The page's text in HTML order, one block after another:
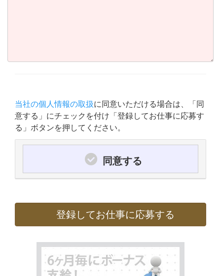
当社の個人情報の取扱に同意いただける場合は、「同
意する」にチェックを付け「登録してお仕事に応募す
る」ボタンを押してください。
同意する